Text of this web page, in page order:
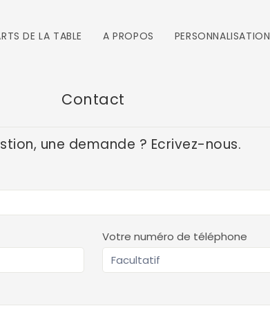
DE LA TABLE A PROPOS PERSONNALISATION
Contact
une demande ? Ecrivez-nous.
Votre numéro de téléphone